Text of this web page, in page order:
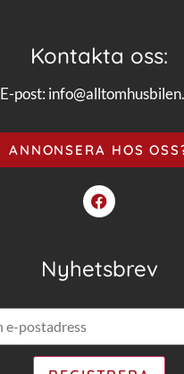
Kontakta oss:
E-post:
ANNONSERA HOS
Nyhetsbrev